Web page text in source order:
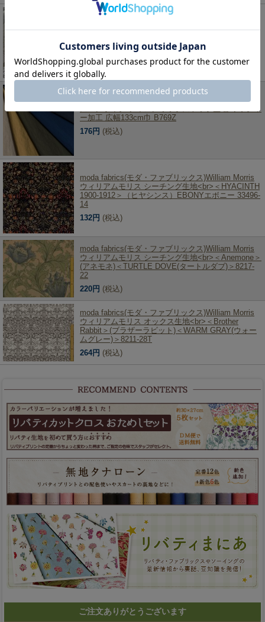
【約150cm巾×1mカット(プリーツ加工済)】
＞(アンジェリカガーラ)【グレー】1m-3631034-
7,700円
(税込)
スパンライク ナイロンリップストップ生地 ワッシャ
ー加工 広幅133cm巾 B769Z
176円 (税込)
moda fabrics(モダ・ファブリックス)William Morris
ウィリアムモリス シーチング生地<br>＜HYACINTH
1900-1912＞（ヒヤシンス）EBONYエボニー 33496-
14
132円 (税込)
moda fabrics(モダ・ファブリックス)William Morris
ウィリアムモリス シーチング生地<br>＜Anemone＞
(アネモネ)＜TURTLE DOVE(タートルダブ)＞8217-
22
220円 (税込)
moda fabrics(モダ・ファブリックス)William Morris
ウィリアムモリス オックス生地<br>＜Brother
Rabbit＞(ブラザーラビット)＜WARM GRAY(ウォー
ムグレー)＞8211-28T
264円 (税込)
ご注文ありがとうございます